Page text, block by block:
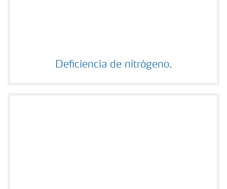
Deficiencia de nitrógeno.
Deficiencia de nitrógeno.